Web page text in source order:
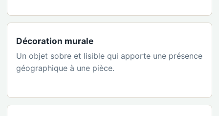
Décoration murale
Un objet sobre et lisible qui apporte une présence
géographique à une pièce.